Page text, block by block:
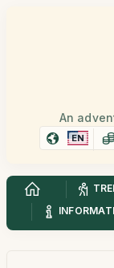
An
EN